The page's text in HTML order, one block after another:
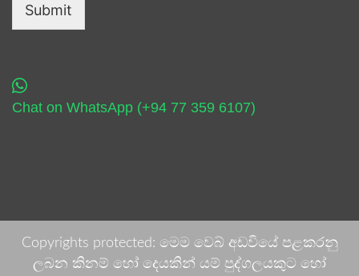
Submit
Chat on WhatsApp (+94 77 359 6107)
Copyrights protected: මෙම වෙබ් අඩවියේ පළකරනු
ලබන කිනම් හෝ දෙයකින් යම් පුද්ගලයකුට හෝ